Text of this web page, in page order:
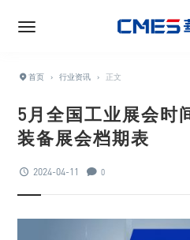
首页 › 行业资讯 › 正文
5月全国工业展会时
装备展会档期表
2024-04-11 0